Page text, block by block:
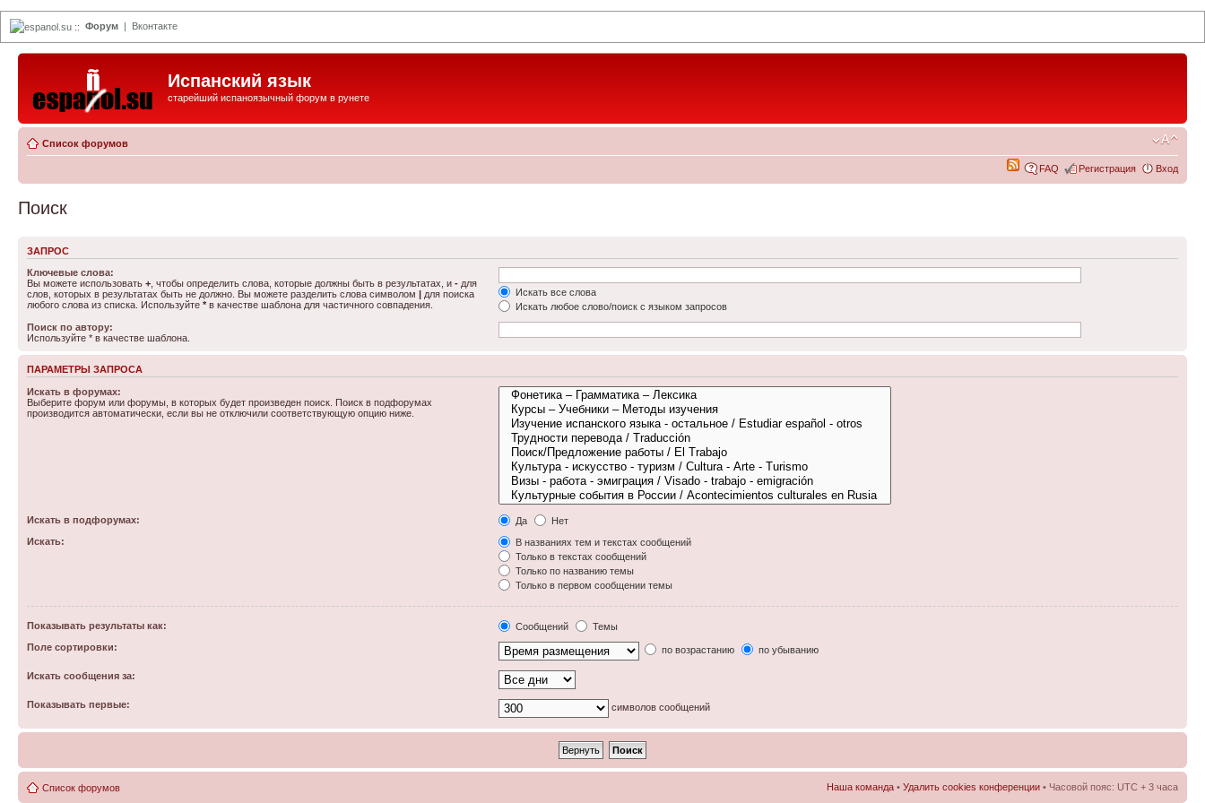
espanol.su :: Форум | Вконтакте
Испанский язык
старейший испаноязычный форум в рунете
Список форумов
FAQ Регистрация Вход
Поиск
ЗАПРОС
Ключевые слова:
Вы можете использовать + , чтобы определить слова, которые должны быть в результатах, и - для
слов, которых в результатах быть не должно. Вы можете разделить слова символом | для поиска
любого слова из списка. Используйте * в качестве шаблона для частичного совпадения.
Искать все слова
Искать любое слово/поиск с языком запросов
Поиск по автору:
Используйте * в качестве шаблона.
ПАРАМЕТРЫ ЗАПРОСА
Искать в форумах:
Выберите форум или форумы, в которых будет произведен поиск. Поиск в подфорумах
производится автоматически, если вы не отключили соответствующую опцию ниже.
Искать в подфорумах: Да
Нет
Искать:
В названиях тем и текстах сообщений
Только в текстах сообщений
Только по названию темы
Только в первом сообщении темы
Показывать результаты как: Сообщений
Темы
Поле сортировки:
по возрастанию по убыванию
Искать сообщения за:
Показывать первые: символов сообщений
Список форумов Наша команда • Удалить cookies конференции • Часовой пояс: UTC + 3 часа